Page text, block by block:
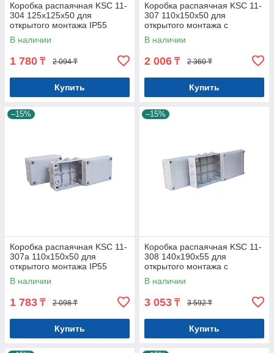
Коробка распаячная KSC 11-
304 125х125х50 для
открытого монтажа IP55
В наличии
1 780 ₸ 2 094 ₸
Купить
Коробка распаячная KSC 11-
307 110х150х50 для
открытого монтажа с
резиновыми вводами IP55
В наличии
2 006 ₸ 2 360 ₸
Купить
–15%
Коробка распаячная KSC 11-
307а 110х150х50 для
открытого монтажа IP55
В наличии
1 783 ₸ 2 098 ₸
Купить
–15%
Коробка распаячная KSC 11-
308 140х190х55 для
открытого монтажа с
резиновыми вводами IP55
В наличии
3 053 ₸ 3 592 ₸
Купить